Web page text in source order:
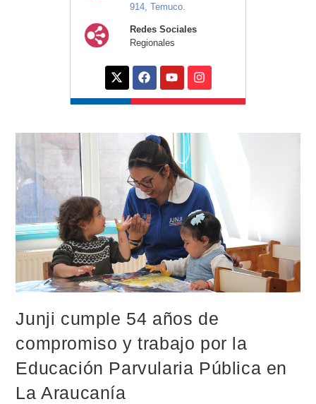
914, Temuco.
Redes Sociales
Regionales
Junji cumple 54 años de
compromiso y trabajo por la
Educación Parvularia Pública en
La Araucanía